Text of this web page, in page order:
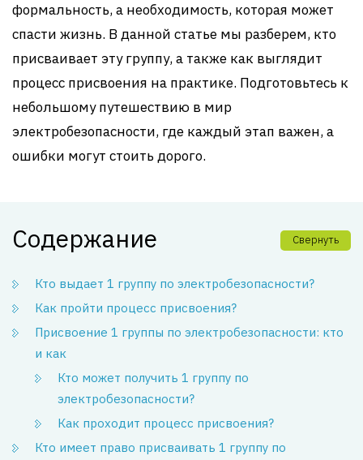
формальность, а необходимость, которая может
спасти жизнь. В данной статье мы разберем, кто
присваивает эту группу, а также как выглядит
процесс присвоения на практике. Подготовьтесь к
небольшому путешествию в мир
электробезопасности, где каждый этап важен, а
ошибки могут стоить дорого.
Содержание Свернуть
Кто выдает 1 группу по электробезопасности?
Как пройти процесс присвоения?
Присвоение 1 группы по электробезопасности: кто
и как
Кто может получить 1 группу по
электробезопасности?
Как проходит процесс присвоения?
Кто имеет право присваивать 1 группу по